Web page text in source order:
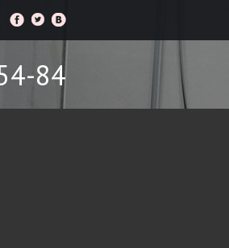
84